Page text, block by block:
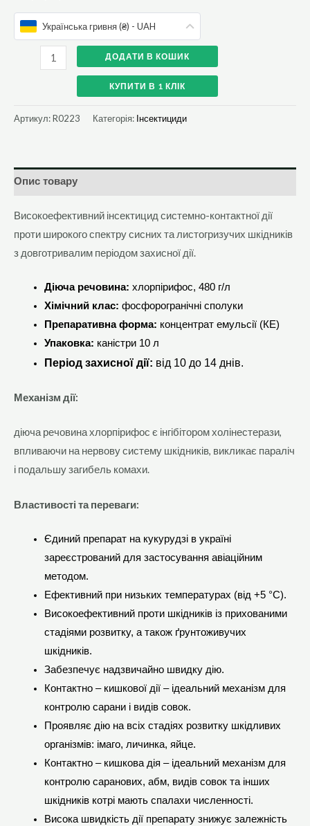
Українська гривня (₴) - UAH
ДОДАТИ В КОШИК
КУПИТИ В 1 КЛІК
Артикул:R0223 Категорія: Інсектициди
Опис товару
Високоефективний інсектицид системно-контактної дії
проти широкого спектру сисних та листогризучих шкідників
з довготривалим періодом захисної дії.
Діюча речовина: хлорпірифос, 480 г/л
Хімічний клас: фосфорогранічні сполуки
Препаративна форма: концентрат емульсії (КЕ)
Упаковка: каністри 10 л
Період захисної дії: від 10 до 14 днів.
Механізм дії:
діюча речовина хлорпірифос є інгібітором холінестерази,
впливаючи на нервову систему шкідників, викликає параліч
і подальшу загибель комахи.
Властивості та переваги:
Єдиний препарат на кукурудзі в україні
зареєстрований для застосування авіаційним
методом.
Ефективний при низьких температурах (від +5 °С).
Високоефективний проти шкідників із прихованими
стадіями розвитку, а також ґрунтоживучих
шкідників.
Забезпечує надзвичайно швидку дію.
Контактно – кишкової дії – ідеальний механізм для
контролю сарани і видів совок.
Проявляє дію на всіх стадіях розвитку шкідливих
організмів: імаго, личинка, яйце.
Контактно – кишкова дія – ідеальний механізм для
контролю саранових, абм, видів совок та інших
шкідників котрі мають спалахи численності.
Висока швидкість дії препарату знижує залежність